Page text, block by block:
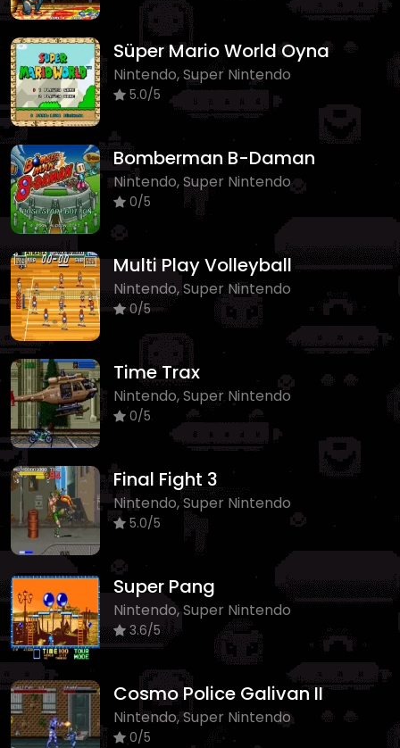
Süper Mario World Oyna
Nintendo, Super Nintendo
5.0/5
Bomberman B-Daman
Nintendo, Super Nintendo
0/5
Multi Play Volleyball
Nintendo, Super Nintendo
0/5
Time Trax
Nintendo, Super Nintendo
0/5
Final Fight 3
Nintendo, Super Nintendo
5.0/5
Super Pang
Nintendo, Super Nintendo
3.6/5
Cosmo Police Galivan II
Nintendo, Super Nintendo
0/5